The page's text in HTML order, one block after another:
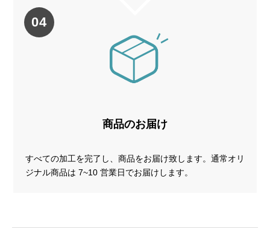
04
商品のお届け
すべての加工を完了し、商品をお届け致します。通常オリ
ジナル商品は 7~10 営業日でお届けします。